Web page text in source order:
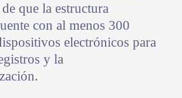
que la estructura
con al menos 300
electrónicos para
y la